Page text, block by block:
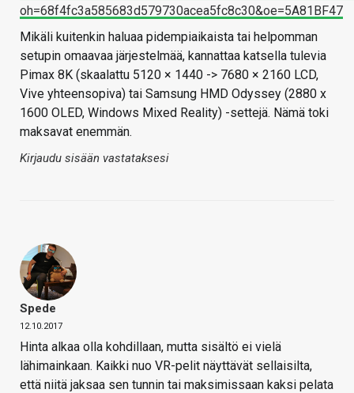
oh=68f4fc3a585683d579730acea5fc8c30&oe=5A81BF47
Mikäli kuitenkin haluaa pidempiaikaista tai helpomman
setupin omaavaa järjestelmää, kannattaa katsella tulevia
Pimax 8K (skaalattu 5120 × 1440 -> 7680 × 2160 LCD,
Vive yhteensopiva) tai Samsung HMD Odyssey (2880 x
1600 OLED, Windows Mixed Reality) -settejä. Nämä toki
maksavat enemmän.
Kirjaudu sisään vastataksesi
Spede
12.10.2017
Hinta alkaa olla kohdillaan, mutta sisältö ei vielä
lähimainkaan. Kaikki nuo VR-pelit näyttävät sellaisilta,
että niitä jaksaa sen tunnin tai maksimissaan kaksi pelata